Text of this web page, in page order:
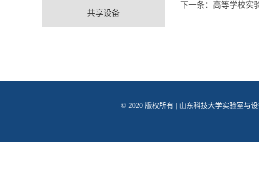
共享设备
下一条： 高等学校实
© 2020 版权所有 | 山东科技大学实验室与